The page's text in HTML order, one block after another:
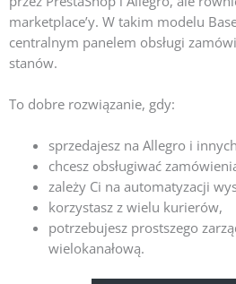
marketplace’y. W takim modelu
centralnym panelem obsługi
stanów.
To dobre rozwiązanie, gdy:
sprzedajesz na Allegro i
chcesz obsługiwać
zależy Ci na automatyzacji
korzystasz z wielu kurierów,
potrzebujesz prostszego
wielokanałową.